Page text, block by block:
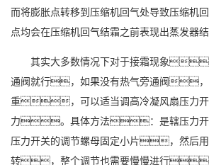
而将膨胀点转移到压缩机回气处导致压缩
点均会在压缩机回气结霜之前表现出蒸发器
其实大多数情况下对于接霜现象
通阀就行，如果没有热气旁通阀，
重，可以适当调高冷凝风扇压力开
力。具体方法：是辖压力
压力开关的调节螺母固定小片，然后
转，整个调节也需要慢慢进行